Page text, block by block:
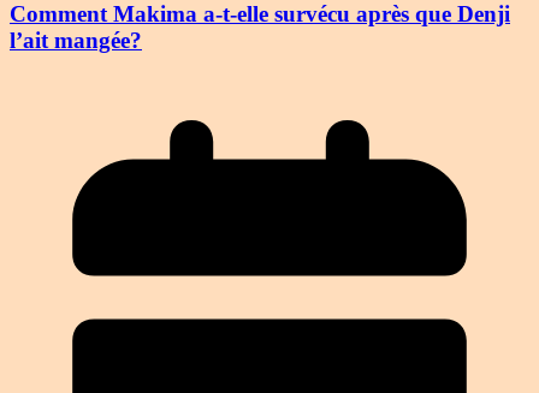
Comment Makima a-t-elle survécu après que Denji
l’ait mangée?